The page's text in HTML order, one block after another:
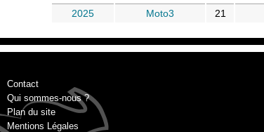
2025
Moto3 21
Contact
Qui sommes-nous ?
Plan du site
Mentions Légales